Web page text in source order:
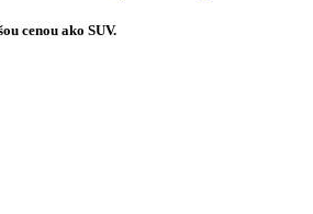
cenou ako SUV.